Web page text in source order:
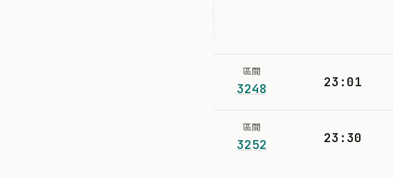
區間
3248 23:01
區間
3252 23:30